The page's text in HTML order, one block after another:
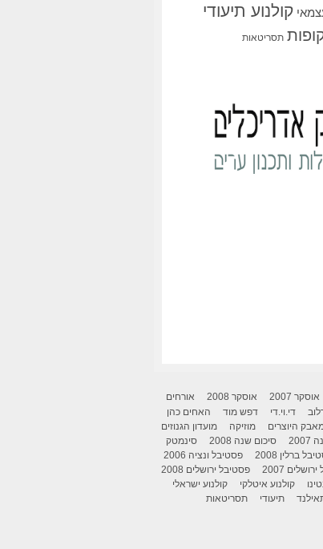
קולנוע תיעודי
תסריטאות
אוסקר 2007 אוסקר 2008
אורחים
די.וי.די דפש מוד
האחים כהן
היוצרים מוזיקה
מועדון הגנוזים
סיכום שנה 2008
סינמטק
ברלין 2008
פסטיבל ונציה 2006
2007
פסטיבל ירושלים 2008
קולנוע איטלקי
קולנוע ישראלי
תיעודי תסריטאות